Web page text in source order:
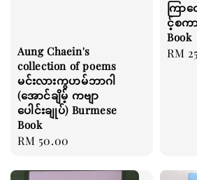
Aung Chaein's
collection of poems
မင်းလားကွဟမ်ဘာဂါ
(အောင်ချိမ့် ကဗျာ
ပေါင်းချုပ်) Burmese
Book
Regular
RM 50.00
ကြာ
င့်စကာ
Book
RM